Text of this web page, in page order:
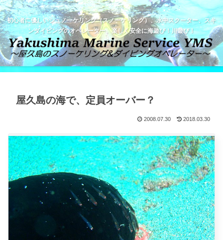
初心者に優しいシュノーケリング（スノーケリング）、水中スクーター、スキ
ンダイビングのオペレーター。楽しく安全に海遊び！川遊び！
屋久島の海で、定員オーバー？
2008.07.30 2018.03.30